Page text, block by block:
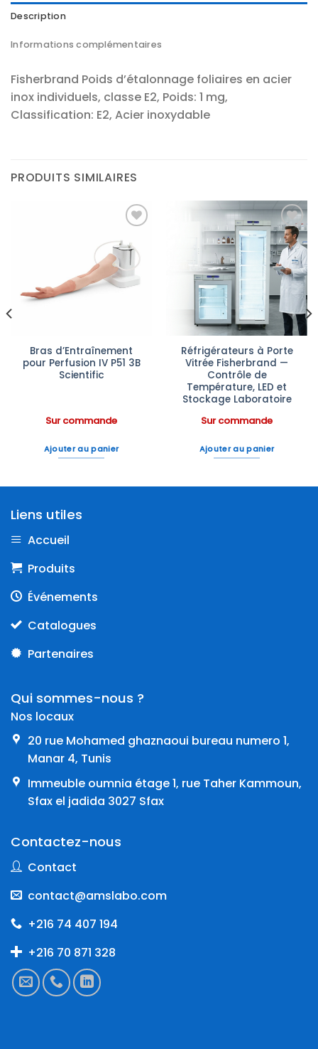
Description
Informations complémentaires
Fisherbrand Poids d’étalonnage foliaires en acier
inox individuels, classe E2, Poids: 1 mg,
Classification: E2, Acier inoxydable
PRODUITS SIMILAIRES
Ajouter
à la liste
d’envies
Bras d’Entraînement
pour Perfusion IV P51 3B
Scientific
Sur commande
Ajouter au panier
Ajouter
à la liste
d’envies
Réfrigérateurs à Porte
Vitrée Fisherbrand —
Contrôle de
Température, LED et
Stockage Laboratoire
Sur commande
Ajouter au panier
Liens utiles
Accueil
Produits
Événements
Catalogues
Partenaires
Qui sommes-nous ?
Nos locaux
20 rue Mohamed ghaznaoui bureau numero 1,
Manar 4, Tunis
Immeuble oumnia étage 1, rue Taher Kammoun,
Sfax el jadida 3027 Sfax
Contactez-nous
Contact
contact@amslabo.com
+216 74 407 194
+216 70 871 328